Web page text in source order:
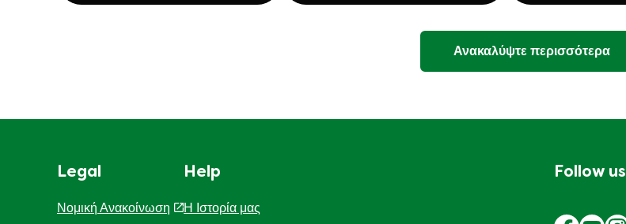
Ανακαλύψτε περισσότερα
Legal
Νομική Ανακοίνωση
Help
Η Ιστορία μας
Follow us